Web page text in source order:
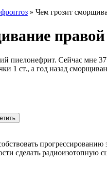
» Чем грозит
пиелонефрит. Сейчас мне
1 ст., а год назад
сделать